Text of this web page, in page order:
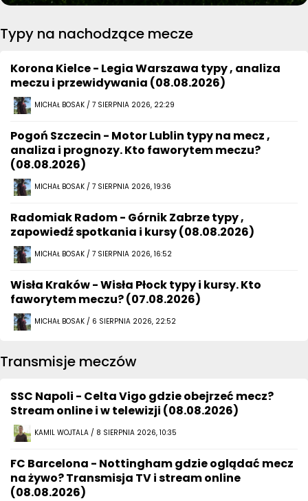
Typy na nachodzące mecze
Korona Kielce - Legia Warszawa typy , analiza
meczu i przewidywania (08.08.2026)
MICHAŁ BOSAK / 7 SIERPNIA 2026, 22:29
Pogoń Szczecin - Motor Lublin typy na mecz ,
analiza i prognozy. Kto faworytem meczu?
(08.08.2026)
MICHAŁ BOSAK / 7 SIERPNIA 2026, 19:36
Radomiak Radom - Górnik Zabrze typy ,
zapowiedź spotkania i kursy (08.08.2026)
MICHAŁ BOSAK / 7 SIERPNIA 2026, 16:52
Wisła Kraków - Wisła Płock typy i kursy. Kto
faworytem meczu? (07.08.2026)
MICHAŁ BOSAK / 6 SIERPNIA 2026, 22:52
Transmisje meczów
SSC Napoli - Celta Vigo gdzie obejrzeć mecz?
Stream online i w telewizji (08.08.2026)
KAMIL WOJTALA / 8 SIERPNIA 2026, 10:35
FC Barcelona - Nottingham gdzie oglądać mecz
na żywo? Transmisja TV i stream online
(08.08.2026)